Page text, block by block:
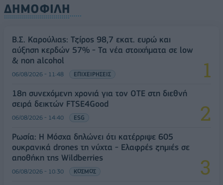
ΔΗΜΟΦΙΛΗ
Β.Σ. Καρούλιας: Τζίρος 98,7 εκατ. ευρώ και
αύξηση κερδών 57% - Τα νέα στοιχήματα σε low
& non alcohol
06/08/2026 - 11:48 ΕΠΙΧΕΙΡΗΣΕΙΣ
18η συνεχόμενη χρονιά για τον ΟΤΕ στη διεθνή
σειρά δεικτών FTSE4Good
06/08/2026 - 14:40 ESG
Ρωσία: Η Μόσχα δηλώνει ότι κατέρριψε 605
ουκρανικά drones τη νύχτα - Ελαφρές ζημιές σε
αποθήκη της Wildberries
06/08/2026 - 10:30 ΚΟΣΜΟΣ